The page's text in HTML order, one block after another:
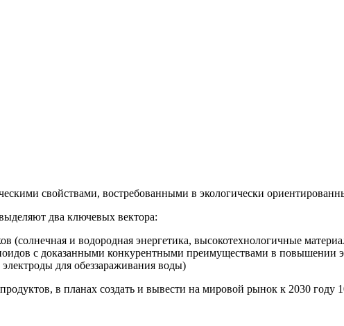
свойствами, востребованными в экологически
два ключевых вектора:
и водородная энергетика, высокотехнологичные
с доказанными конкурентными преимуществами в повышении
для обеззараживания воды)
в планах создать и вывести на мировой рынок к 2030